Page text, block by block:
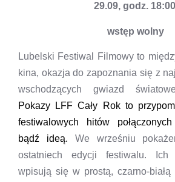
29.09, godz.
wstęp wolny
Lubelski Festiwal Filmowy to
kina, okazja do zapoznania się z
wschodzących gwiazd
Pokazy LFF Cały Rok to
festiwalowych hitów
bądź ideą. We wrześniu
ostatniech edycji festiwalu. Ich
wpisują się w prostą, czarno-